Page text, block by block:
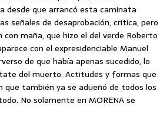
desde que arrancó esta caminata
señales de desaprobación, critica, pero
maña, que hizo el del verde Roberto
con el expresidenciable Manuel
de que había apenas sucedido, lo
del muerto. Actitudes y formas que
que también ya se adueñó de todos los
No solamente en MORENA se